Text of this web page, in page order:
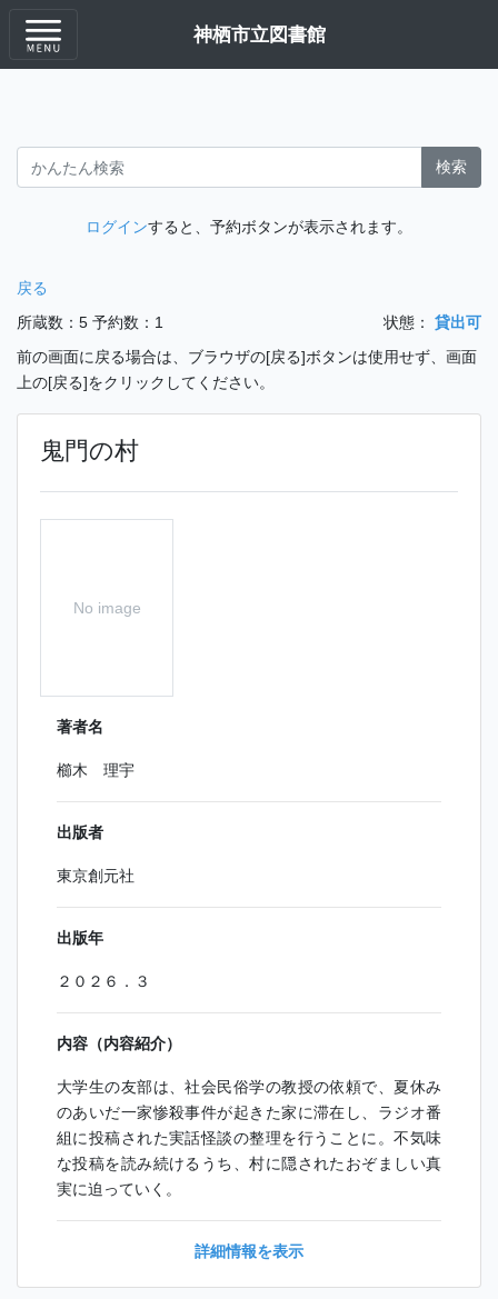
神栖市立図書館
検索
ログインすると、予約ボタンが表示されます。
戻る
所蔵数：5 予約数：1 状態：
貸出可
前の画面に戻る場合は、ブラウザの[戻る]ボタンは使用せず、画面
上の[戻る]をクリックしてください。
鬼門の村
No image
著者名
櫛木 理宇
出版者
東京創元社
出版年
２０２６．３
内容（内容紹介）
大学生の友部は、社会民俗学の教授の依頼で、夏休み
のあいだ一家惨殺事件が起きた家に滞在し、ラジオ番
組に投稿された実話怪談の整理を行うことに。不気味
な投稿を読み続けるうち、村に隠されたおぞましい真
実に迫っていく。
詳細情報を表示